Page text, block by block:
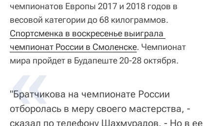
чемпионатов Европы 2017 и 2018 годов в
весовой категории до 68 килограммов.
Спортсменка в воскресенье выиграла
чемпионат России в Смоленске. Чемпионат
мира пройдет в Будапеште 20-28 октября.
"Братчикова на чемпионате России
отборолась в меру своего мастерства, -
сказал по телефону Шахмурадов. - Но в ее